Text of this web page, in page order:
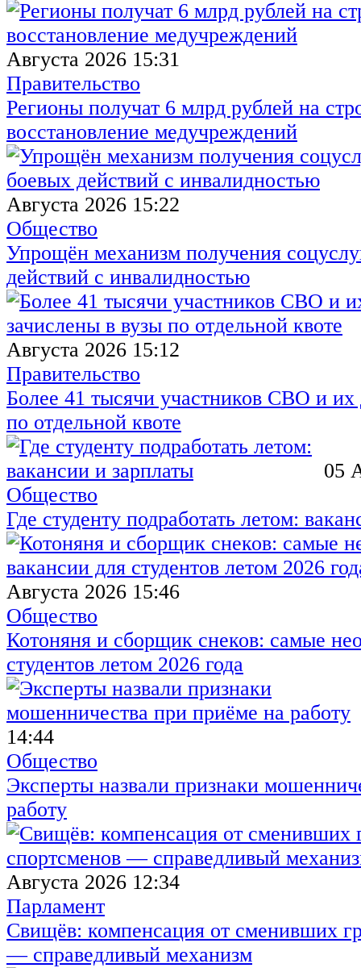
Августа 2026 15:31
Правительство
Регионы получат 6 млрд рублей на
восстановление медучреждений
Августа 2026 15:22
Общество
Упрощён механизм получения
действий с инвалидностью
Августа 2026 15:12
Правительство
Более 41 тысячи участников СВО и их
по отдельной квоте
05
Общество
Где студенту подработать летом:
Августа 2026 15:46
Общество
Котоняня и сборщик снеков: самые
студентов летом 2026 года
14:44
Общество
Эксперты назвали признаки
работу
Августа 2026 12:34
Парламент
Свищёв: компенсация от сменивших
— справедливый механизм